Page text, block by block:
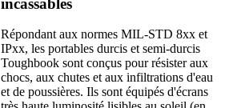
Répondant aux normes MIL-STD 8xx et
IPxx, les portables durcis et semi-durcis
Toughbook sont conçus pour résister aux
chocs, aux chutes et aux infiltrations d'eau
et de poussières. Ils sont équipés d'écrans